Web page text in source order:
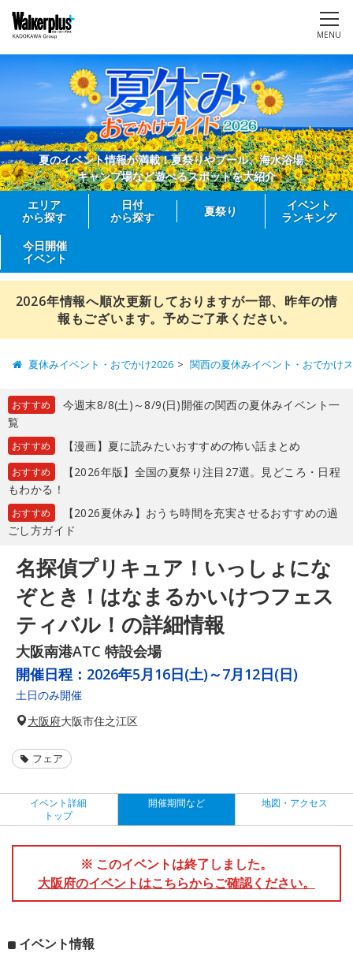
MENU
夏のイベント情報が満載！夏祭りやプール、海水浴場、
キャンプ場など遊べるスポットを大紹介
エリア
から探す
日付
から探す
夏祭り
イベント
ランキング
今日開催
イベント
2026年情報へ順次更新しておりますが一部、昨年の情
報もございます。予めご了承ください。
夏休みイベント・おでかけ2026 関西の夏休みイベント・おでかけ
おすすめ
今週末8/8(土)～8/9(日)開催の関西の夏休みイベント一
覧
おすすめ 【漫画】夏に読みたいおすすめの怖い話まとめ
おすすめ
【2026年版】全国の夏祭り注目27選。見どころ・日程
もわかる！
おすすめ
【2026夏休み】おうち時間を充実させるおすすめの過
ごし方ガイド
名探偵プリキュア！いっしょにな
ぞとき！はなまるかいけつフェス
ティバル！の詳細情報
大阪南港ATC 特設会場
開催日程： 2026年5月16日(土)～7月12日(日)
土日のみ開催
大阪府大阪市住之江区
フェア
イベント詳細
トップ
開催期間など 地図・アクセス
※ このイベントは終了しました。
大阪府のイベントはこちらからご確認ください。
イベント情報